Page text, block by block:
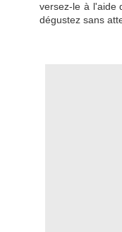
versez-le à l'aide
dégustez sans